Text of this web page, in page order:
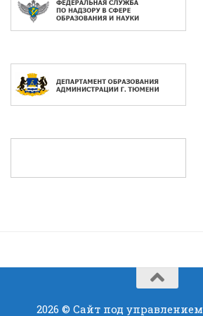
2026 © Сайт под управлением